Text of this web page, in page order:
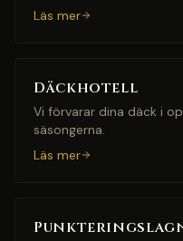
Läs mer
Däckhotell
Vi förvarar dina däck i
säsongerna.
Läs mer